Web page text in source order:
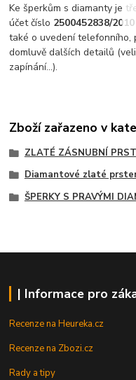
Ke šperkům s diamanty je
účet číslo 2500452838/2010
také o uvedení telefonního,
domluvě dalších detailů
zapínání...).
Zboží zařazeno v
ZLATÉ ZÁSNUBNÍ
Diamantové zlaté
ŠPERKY S PRAVÝMI
| Informace pro
Recenze na Heureka.cz
Recenze na Zbozi.cz
Rady a tipy